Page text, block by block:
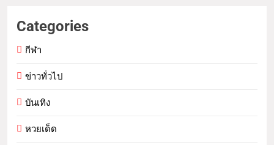
Categories
กีฬา
ข่าวทั่วไป
บันเทิง
หวยเด็ด